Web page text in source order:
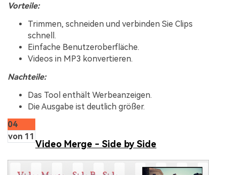
Vorteile:
Trimmen, schneiden und verbinden Sie Clips
schnell.
Einfache Benutzeroberfläche.
Videos in MP3 konvertieren.
Nachteile:
Das Tool enthält Werbeanzeigen.
Die Ausgabe ist deutlich größer.
04
von 11
Video Merge - Side by Side